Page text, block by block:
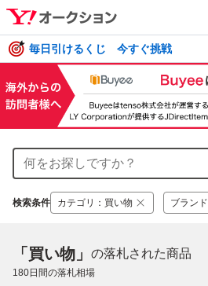
毎日引けるくじ 今すぐ挑戦
検索条件 カテゴリ ： 買い物 ブランド
「買い物」 の落札された商品
180日間の落札相場